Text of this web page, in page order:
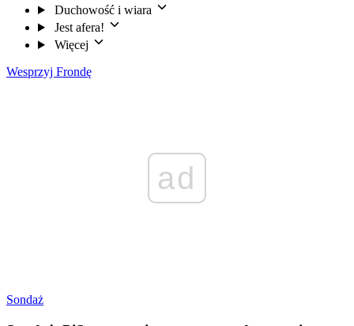
Duchowość i wiara
Jest afera!
Więcej
Wesprzyj Frondę
ad
Sondaż